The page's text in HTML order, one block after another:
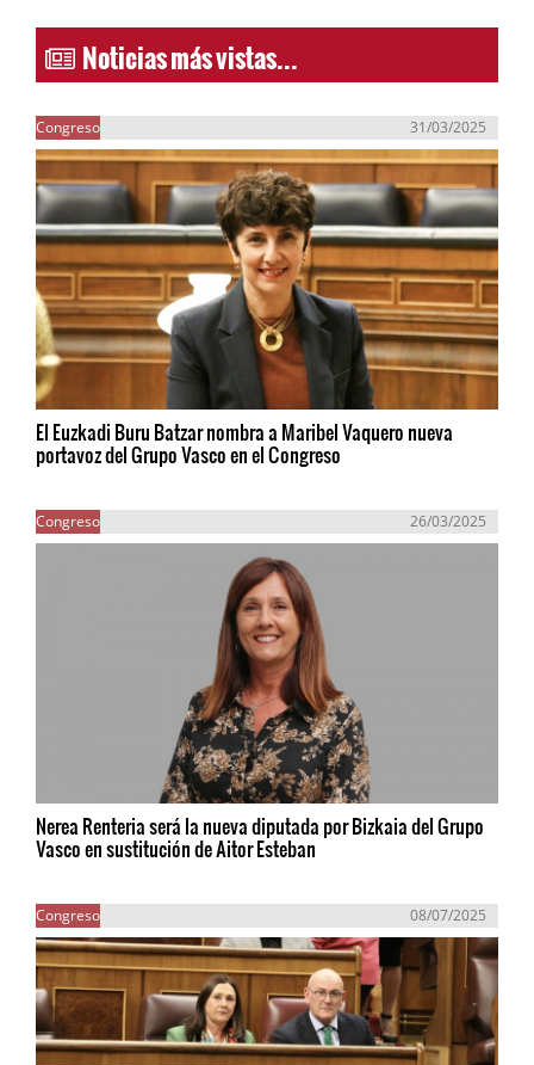
Noticias más vistas...
Congreso 31/03/2025
El Euzkadi Buru Batzar nombra a Maribel Vaquero nueva
portavoz del Grupo Vasco en el Congreso
Congreso 26/03/2025
Nerea Renteria será la nueva diputada por Bizkaia del Grupo
Vasco en sustitución de Aitor Esteban
Congreso 08/07/2025